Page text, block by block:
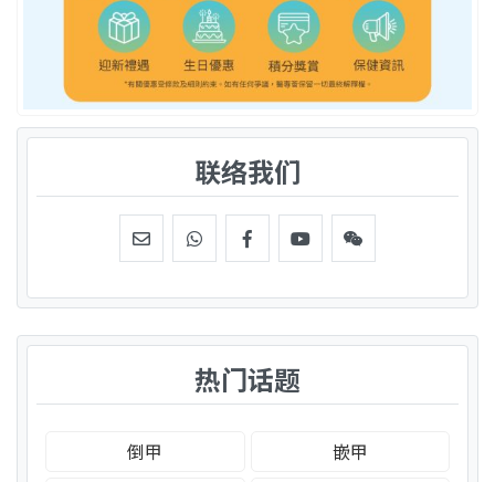
联络我们
热门话题
倒甲
嵌甲